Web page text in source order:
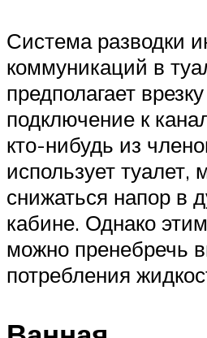
Система разводки
коммуникаций в
предполагает
подключение к
кто-нибудь из
использует туалет,
снижаться напор в
кабине. Однако
можно пренебречь
потребления